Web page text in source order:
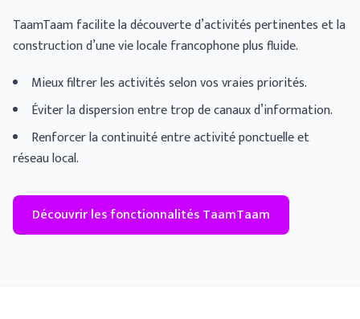
TaamTaam facilite la découverte d’activités pertinentes et la
construction d’une vie locale francophone plus fluide.
Mieux filtrer les activités selon vos vraies priorités.
Éviter la dispersion entre trop de canaux d’information.
Renforcer la continuité entre activité ponctuelle et
réseau local.
Découvrir les fonctionnalités TaamTaam